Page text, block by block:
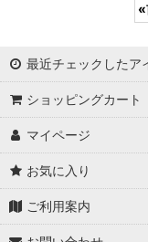
«
最近チェックしたア
ショッピングカート
マイページ
お気に入り
ご利用案内